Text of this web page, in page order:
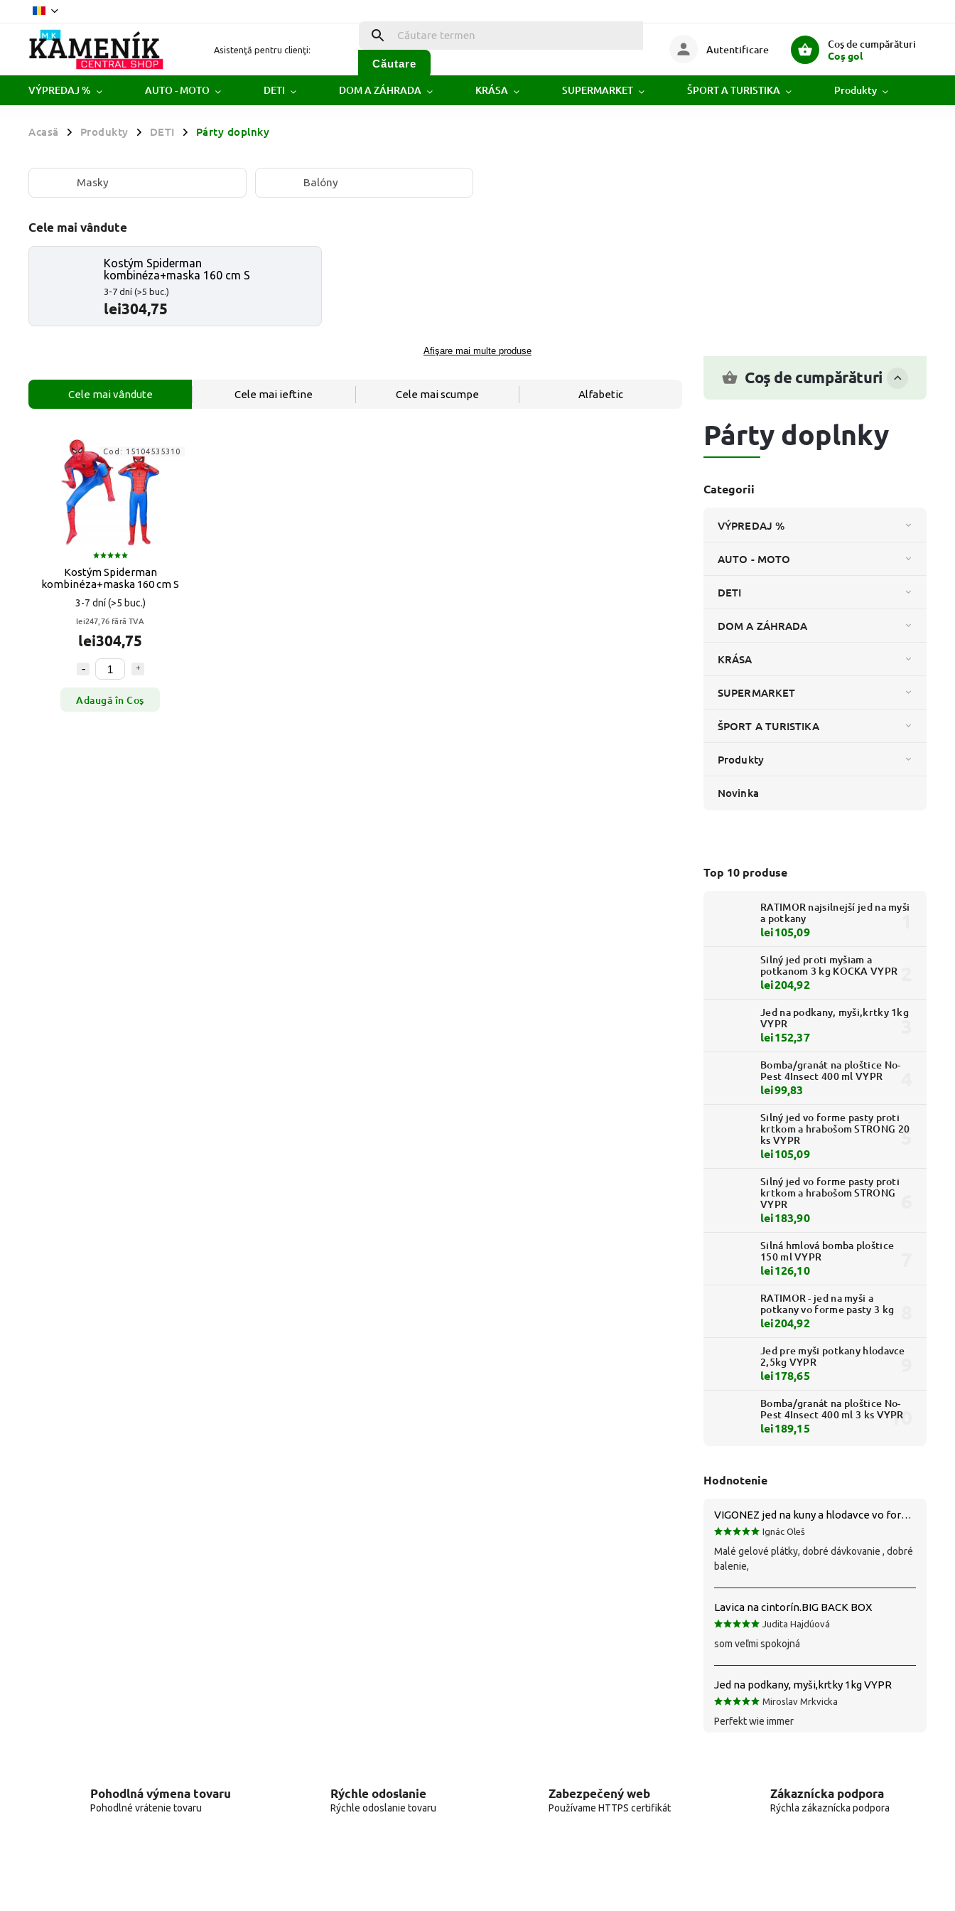
Asistenţă pentru clienţi:
Căutare
Coş de cumpărături
Coş gol
Autentificare
VÝPREDAJ % AUTO - MOTO DETI DOM A ZÁHRADA KRÁSA SUPERMARKET ŠPORT A TURISTIKA Produkty
Acasă / Produkty / DETI / Párty doplnky
Masky Balóny
Cele mai vândute
Kostým Spiderman
kombinéza+maska 160 cm S
3-7 dní (>5 buc.)
lei304,75
Afişare mai multe produse
Coş de cumpărături
Párty doplnky
Categorii
VÝPREDAJ %
AUTO - MOTO
DETI
DOM A ZÁHRADA
KRÁSA
SUPERMARKET
ŠPORT A TURISTIKA
Produkty
Novinka
Top 10 produse
RATIMOR najsilnejší jed na myši
a potkany
lei105,09
Silný jed proti myšiam a
potkanom 3 kg KOCKA VYPR
lei204,92
Jed na podkany, myši,krtky 1kg
VYPR
lei152,37
Bomba/granát na ploštice No-
Pest 4Insect 400 ml VYPR
lei99,83
Silný jed vo forme pasty proti
krtkom a hrabošom STRONG 20
ks VYPR
lei105,09
Silný jed vo forme pasty proti
krtkom a hrabošom STRONG
VYPR
lei183,90
Silná hmlová bomba ploštice
150 ml VYPR
lei126,10
RATIMOR - jed na myši a
potkany vo forme pasty 3 kg
lei204,92
Jed pre myši potkany hlodavce
2,5kg VYPR
lei178,65
Bomba/granát na ploštice No-
Pest 4Insect 400 ml 3 ks VYPR
lei189,15
Hodnotenie
VIGONEZ jed na kuny a hlodavce vo forme pasty 1,5 kg
Ignác Oleš
Malé gelové plátky, dobré dávkovanie , dobré
balenie,
Lavica na cintorín.BIG BACK BOX
Judita Hajdúová
som veľmi spokojná
Jed na podkany, myši,krtky 1kg VYPR
Miroslav Mrkvicka
Perfekt wie immer
Cele mai vândute Cele mai ieftine Cele mai scumpe Alfabetic
Kostým Spiderman
kombinéza+maska 160 cm S
3-7 dní(>5 buc.)
lei247,76 fără TVA
lei304,75
Adaugă în Coş
Cod: 15104535310
Pohodlná výmena tovaru
Pohodlné vrátenie tovaru
Rýchle odoslanie
Rýchle odoslanie tovaru
Zabezpečený web
Používame HTTPS certifikát
Zákaznícka podpora
Rýchla zákaznícka podpora